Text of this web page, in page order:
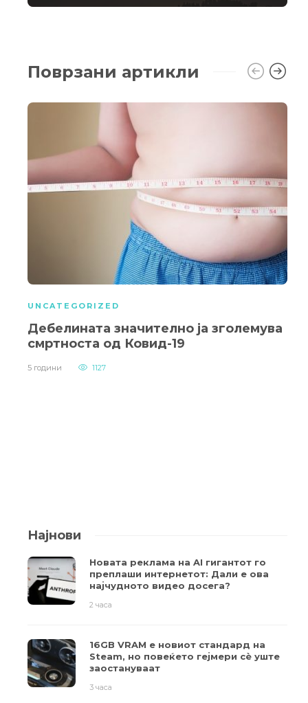
Поврзани артикли
UNCATEGORIZED
Дебелината значително ја зголемува
смртноста од Ковид-19
5 години 1127
Најнови
Новата реклама на AI гигантот го
преплаши интернетот: Дали е ова
најчудното видео досега?
2 часа
16GB VRAM е новиот стандард на
Steam, но повеќето гејмери ​​сè уште
заостануваат
3 часа